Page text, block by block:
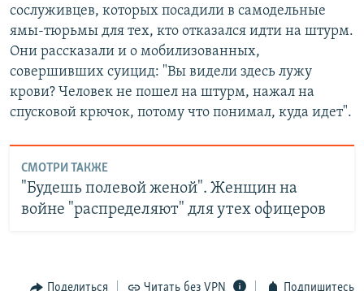
сослуживцев, которых посадили в самодельные
ямы-тюрьмы для тех, кто отказался идти на штурм.
Они рассказали и о мобилизованных,
совершивших суицид: "Вы видели здесь лужу
крови? Человек не пошел на штурм, нажал на
спусковой крючок, потому что понимал, куда идет".
СМОТРИ ТАКЖЕ
"Будешь полевой женой". Женщин на
войне "распределяют" для утех офицеров
Поделиться Читать без VPN Подпишитесь